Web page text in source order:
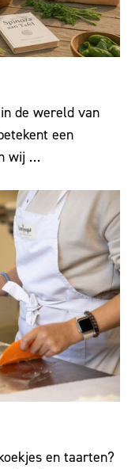
de wereld van
een
wij …
en taarten?